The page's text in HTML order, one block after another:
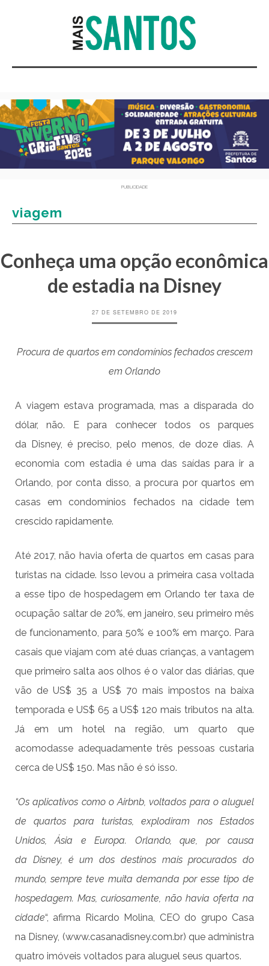
PUBLICIDADE
viagem
Conheça uma opção econômica
de estadia na Disney
27 DE SETEMBRO DE 2019
Procura de quartos em condomínios fechados crescem
em Orlando
A viagem estava programada, mas a disparada do
dólar, não. E para conhecer todos os parques
da Disney, é preciso, pelo menos, de doze dias. A
economia com estadia é uma das saídas para ir a
Orlando, por conta disso, a procura por quartos em
casas em condomínios fechados na cidade tem
crescido rapidamente.
Até 2017, não havia oferta de quartos em casas para
turistas na cidade. Isso levou a primeira casa voltada
a esse tipo de hospedagem em Orlando ter taxa de
ocupação saltar de 20%, em janeiro, seu primeiro mês
de funcionamento, para 50% e 100% em março. Para
casais que viajam com até duas crianças, a vantagem
que primeiro salta aos olhos é o valor das diárias, que
vão de US$ 35 a US$ 70 mais impostos na baixa
temporada e US$ 65 a US$ 120 mais tributos na alta.
Já em um hotel na região, um quarto que
acomodasse adequadamente três pessoas custaria
cerca de US$ 150. Mas não é só isso.
“Os aplicativos como o Airbnb, voltados para o aluguel
de quartos para turistas, explodiram nos Estados
Unidos, Ásia e Europa. Orlando, que, por causa
da Disney, é um dos destinos mais procurados do
mundo, sempre teve muita demanda por esse tipo de
hospedagem. Mas, curiosamente, não havia oferta na
cidade“, afirma Ricardo Molina, CEO do grupo Casa
na Disney, (www.casanadisney.com.br) que administra
quatro imóveis voltados para aluguel seus quartos.